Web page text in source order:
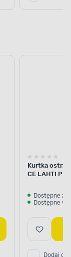
Kurtka
CE LAHTI PRO
Dostępne z
Dostępne w
Dodaj do